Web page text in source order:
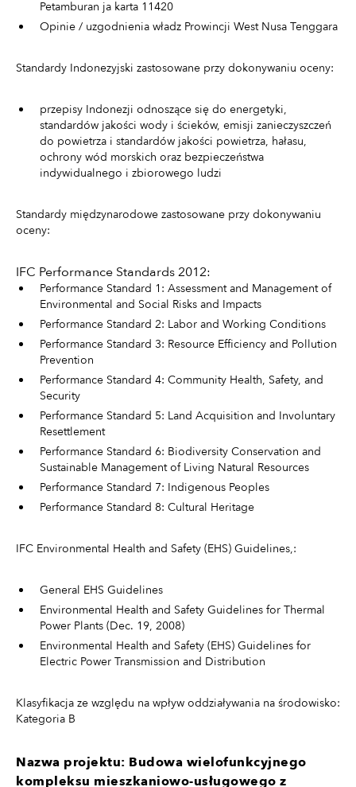
Petamburan ja karta 11420
Opinie / uzgodnienia władz Prowincji West Nusa Tenggara
Standardy Indonezyjski zastosowane przy dokonywaniu oceny:
przepisy Indonezji odnoszące się do energetyki,
standardów jakości wody i ścieków, emisji zanieczyszczeń
do powietrza i standardów jakości powietrza, hałasu,
ochrony wód morskich oraz bezpieczeństwa
indywidualnego i zbiorowego ludzi
Standardy międzynarodowe zastosowane przy dokonywaniu
oceny:
IFC Performance Standards 2012:
Performance Standard 1: Assessment and Management of
Environmental and Social Risks and Impacts
Performance Standard 2: Labor and Working Conditions
Performance Standard 3: Resource Efficiency and Pollution
Prevention
Performance Standard 4: Community Health, Safety, and
Security
Performance Standard 5: Land Acquisition and Involuntary
Resettlement
Performance Standard 6: Biodiversity Conservation and
Sustainable Management of Living Natural Resources
Performance Standard 7: Indigenous Peoples
Performance Standard 8: Cultural Heritage
IFC Environmental Health and Safety (EHS) Guidelines,:
General EHS Guidelines
Environmental Health and Safety Guidelines for Thermal
Power Plants (Dec. 19, 2008)
Environmental Health and Safety (EHS) Guidelines for
Electric Power Transmission and Distribution
Klasyfikacja ze względu na wpływ oddziaływania na środowisko:
Kategoria B
Nazwa projektu: Budowa wielofunkcyjnego
kompleksu mieszkaniowo-usługowego z